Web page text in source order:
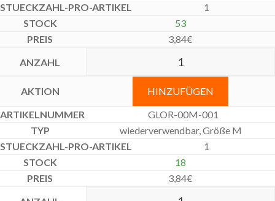
1
53
3,84€
HINZUFÜGEN
GLOR-00M-001
wiederverwendbar, Größe M
1
18
3,84€